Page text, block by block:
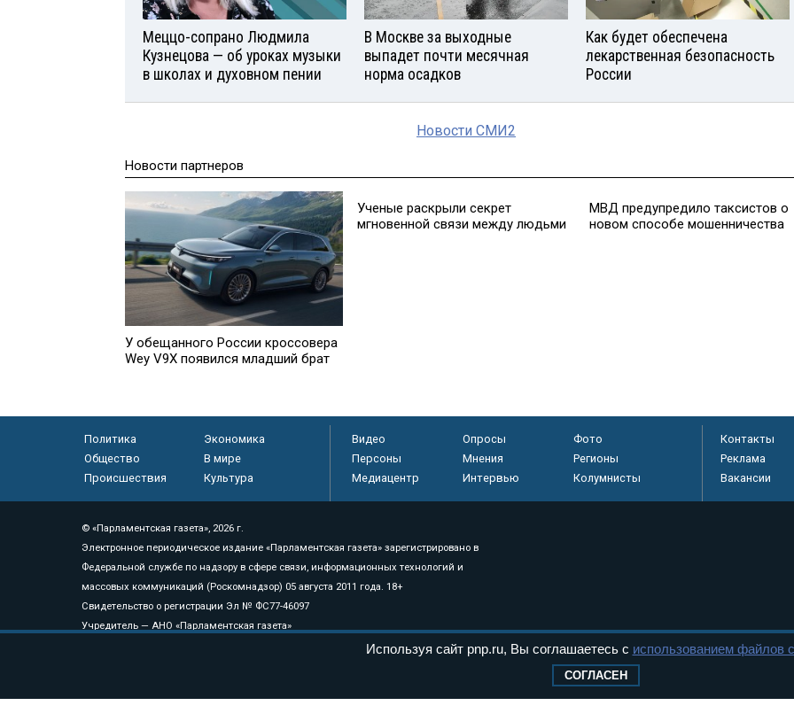
Меццо-сопрано Людмила
Кузнецова — об уроках музыки
в школах и духовном пении
В Москве за выходные
выпадет почти месячная
норма осадков
Как будет обеспечена
лекарственная безопасность
России
Новости СМИ2
Новости партнеров
У обещанного России кроссовера
Wey V9X появился младший брат
Политика
Экономика
Общество
В мире
Происшествия
Культура
Видео Опросы
Фото
Персоны
Мнения
Регионы
Медиацентр
Интервью Колумнисты
Контакты
Реклама
Вакансии
© «Парламентская газета», 2026 г.
Электронное периодическое издание «Парламентская газета» зарегистрировано в
Федеральной службе по надзору в сфере связи, информационных технологий и
массовых коммуникаций (Роскомнадзор) 05 августа 2011 года. 18+
Свидетельство о регистрации Эл № ФС77-46097
Учредитель — АНО «Парламентская газета»
Исполняющий обязанности главного редактора — Абдуллаев М.Р.Используя сайт pnp.ru, Вы соглашаетесь с использованием файлов
СОГЛАСЕН